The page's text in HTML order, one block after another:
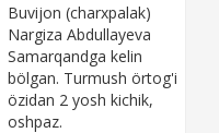
Buvijon (charxpalak)
Nargiza Abdullayeva
Samarqandga kelin
bölgan. Turmush örtog'i
özidan 2 yosh kichik,
oshpaz.